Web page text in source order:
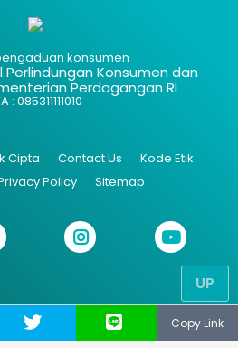
Copy Link
UP
konsumen
Konsumen dan
Perdagangan RI
: 085311111010
Cipta Contact Us
Kode Etik
Policy Sitemap